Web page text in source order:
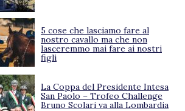
5 cose che lasciamo fare al
nostro cavallo ma che non
lasceremmo mai fare ai nostri
figli
La Coppa del Presidente Intesa
San Paolo – Trofeo Challenge
Bruno Scolari va alla Lombardia